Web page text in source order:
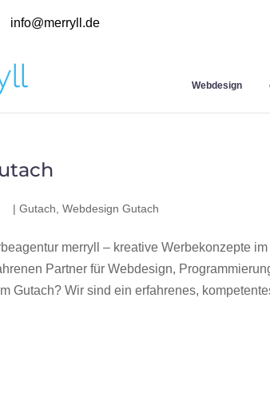
info@merryll.de
Webdesign
|Gutach ,Webdesign Gutach
merryll – kreative Werbekonzepte
Partner für Webdesign,
Gutach? Wir sind ein erfahrenes,